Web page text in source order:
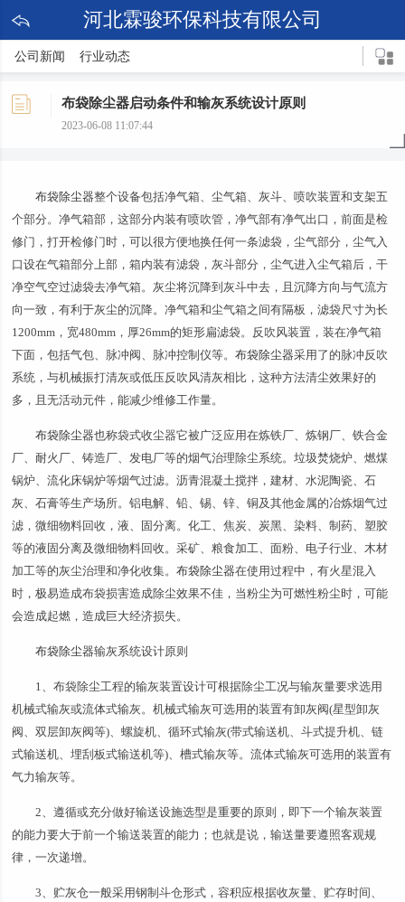
河北霖骏环保科技有限公司
公司新闻 行业动态
布袋除尘器启动条件和输灰系统设计原则
2023-06-08 11:07:44
布袋除尘器整个设备包括净气箱、尘气箱、灰斗、喷吹装置和支架五
个部分。净气箱部，这部分内装有喷吹管，净气部有净气出口，前面是检
修门，打开检修门时，可以很方便地换任何一条滤袋，尘气部分，尘气入
口设在气箱部分上部，箱内装有滤袋，灰斗部分，尘气进入尘气箱后，干
净空气空过滤袋去净气箱。灰尘将沉降到灰斗中去，且沉降方向与气流方
向一致，有利于灰尘的沉降。净气箱和尘气箱之间有隔板，滤袋尺寸为长
1200mm，宽480mm，厚26mm的矩形扁滤袋。反吹风装置，装在净气箱
下面，包括气包、脉冲阀、脉冲控制仪等。布袋除尘器采用了的脉冲反吹
系统，与机械振打清灰或低压反吹风清灰相比，这种方法清尘效果好的
多，且无活动元件，能减少维修工作量。
布袋除尘器也称袋式收尘器它被广泛应用在炼铁厂、炼钢厂、铁合金
厂、耐火厂、铸造厂、发电厂等的烟气治理除尘系统。垃圾焚烧炉、燃煤
锅炉、流化床锅炉等烟气过滤。沥青混凝土搅拌，建材、水泥陶瓷、石
灰、石膏等生产场所。铝电解、铅、锡、锌、铜及其他金属的冶炼烟气过
滤，微细物料回收，液、固分离。化工、焦炭、炭黑、染料、制药、塑胶
等的液固分离及微细物料回收。采矿、粮食加工、面粉、电子行业、木材
加工等的灰尘治理和净化收集。布袋除尘器在使用过程中，有火星混入
时，极易造成布袋损害造成除尘效果不佳，当粉尘为可燃性粉尘时，可能
会造成起燃，造成巨大经济损失。
布袋除尘器输灰系统设计原则
1、布袋除尘工程的输灰装置设计可根据除尘工况与输灰量要求选用
机械式输灰或流体式输灰。机械式输灰可选用的装置有卸灰阀(星型卸灰
阀、双层卸灰阀等)、螺旋机、循环式输灰(带式输送机、斗式提升机、链
式输送机、埋刮板式输送机等)、槽式输灰等。流体式输灰可选用的装置有
气力输灰等。
2、遵循或充分做好输送设施选型是重要的原则，即下一个输灰装置
的能力要大于前一个输送装置的能力；也就是说，输送量要遵照客观规
律，一次递增。
3、贮灰仓一般采用钢制斗仓形式，容积应根据收灰量、贮存时间、